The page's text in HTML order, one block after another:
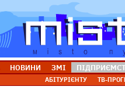
НОВИНИ ЗМІ
АБІТУРІЄНТУ ТВ-